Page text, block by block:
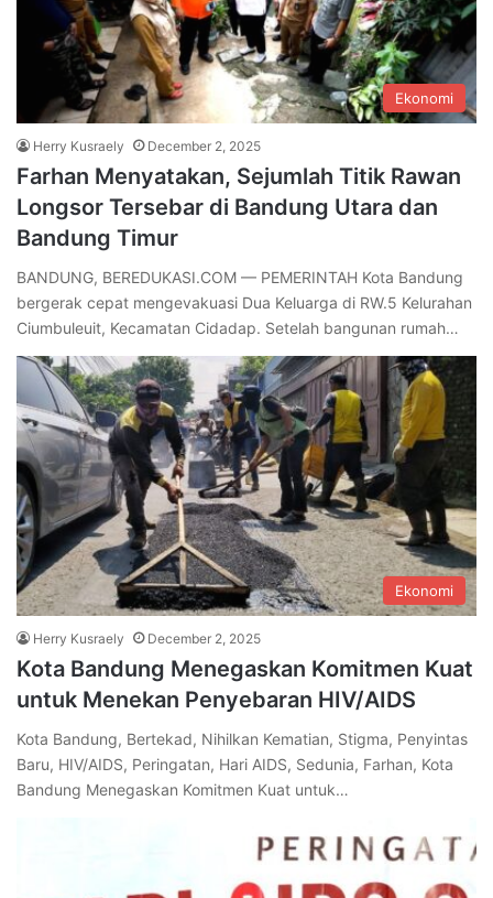
Ekonomi
Herry Kusraely December 2, 2025
Farhan Menyatakan, Sejumlah Titik Rawan
Longsor Tersebar di Bandung Utara dan
Bandung Timur
BANDUNG, BEREDUKASI.COM — PEMERINTAH Kota Bandung
bergerak cepat mengevakuasi Dua Keluarga di RW.5 Kelurahan
Ciumbuleuit, Kecamatan Cidadap. Setelah bangunan rumah…
Ekonomi
Herry Kusraely December 2, 2025
Kota Bandung Menegaskan Komitmen Kuat
untuk Menekan Penyebaran HIV/AIDS
Kota Bandung, Bertekad, Nihilkan Kematian, Stigma, Penyintas
Baru, HIV/AIDS, Peringatan, Hari AIDS, Sedunia, Farhan, Kota
Bandung Menegaskan Komitmen Kuat untuk…